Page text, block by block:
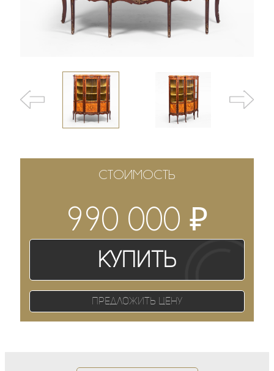
СТОИМОСТЬ
990 000 ₽
Купить
Предложить цену